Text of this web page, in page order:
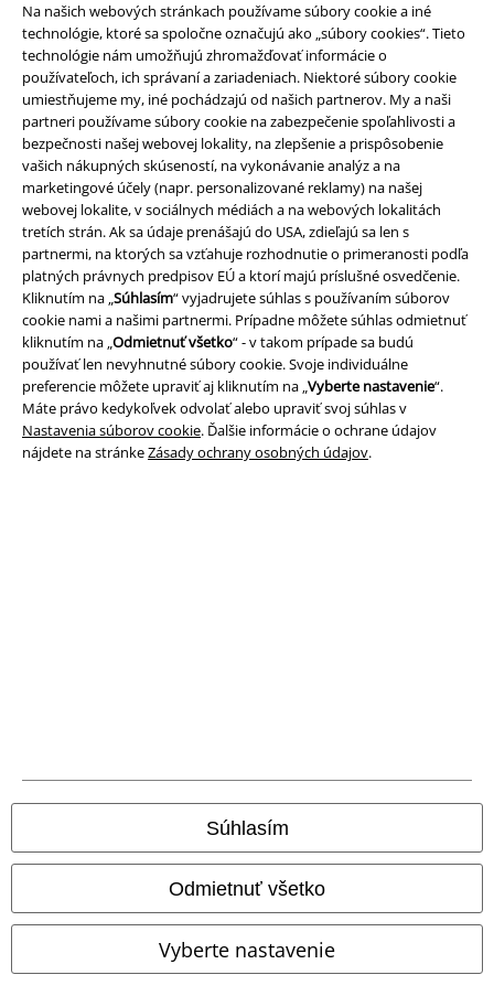
Na našich webových stránkach používame súbory cookie a iné
technológie, ktoré sa spoločne označujú ako „súbory cookies“. Tieto
technológie nám umožňujú zhromažďovať informácie o
používateľoch, ich správaní a zariadeniach. Niektoré súbory cookie
umiestňujeme my, iné pochádzajú od našich partnerov. My a naši
partneri používame súbory cookie na zabezpečenie spoľahlivosti a
bezpečnosti našej webovej lokality, na zlepšenie a prispôsobenie
vašich nákupných skúseností, na vykonávanie analýz a na
marketingové účely (napr. personalizované reklamy) na našej
webovej lokalite, v sociálnych médiách a na webových lokalitách
tretích strán. Ak sa údaje prenášajú do USA, zdieľajú sa len s
partnermi, na ktorých sa vzťahuje rozhodnutie o primeranosti podľa
platných právnych predpisov EÚ a ktorí majú príslušné osvedčenie.
Kliknutím na „Súhlasím“ vyjadrujete súhlas s používaním súborov
cookie nami a našimi partnermi. Prípadne môžete súhlas odmietnuť
kliknutím na „Odmietnuť všetko“ - v takom prípade sa budú
používať len nevyhnutné súbory cookie. Svoje individuálne
preferencie môžete upraviť aj kliknutím na „Vyberte nastavenie“.
Máte právo kedykoľvek odvolať alebo upraviť svoj súhlas v
Nastavenia súborov cookie. Ďalšie informácie o ochrane údajov
nájdete na stránkeZásady ochrany osobných údajov.
Súhlasím
Odmietnuť všetko
Vyberte nastavenie
% Exkluzívne
€ 53,99
AfterLife
Five Finger Death
Punch
Mikina s kapucňou na
zips
ZĽAVA 29%
Exkluzívne
OMCOd€ 39,99
Od€ 28,04
Freaking Out Loud
Black
Premium by EMP
Mikina s
kapucňou na zips
Shore
Mikina s kapucňou
Batman
Mikina s kapucňou